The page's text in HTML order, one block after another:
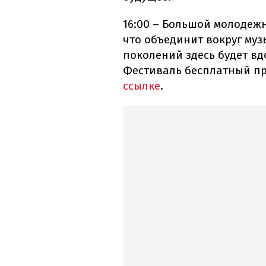
16:00 – Большой
что объединит вокруг
поколений здесь будет
Фестиваль бесплатный
ссылке.